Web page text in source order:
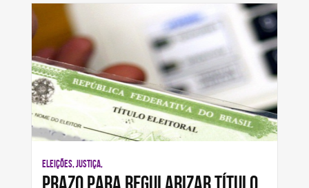
ELEIÇÕES, JUSTIÇA,
Prazo para regularizar título